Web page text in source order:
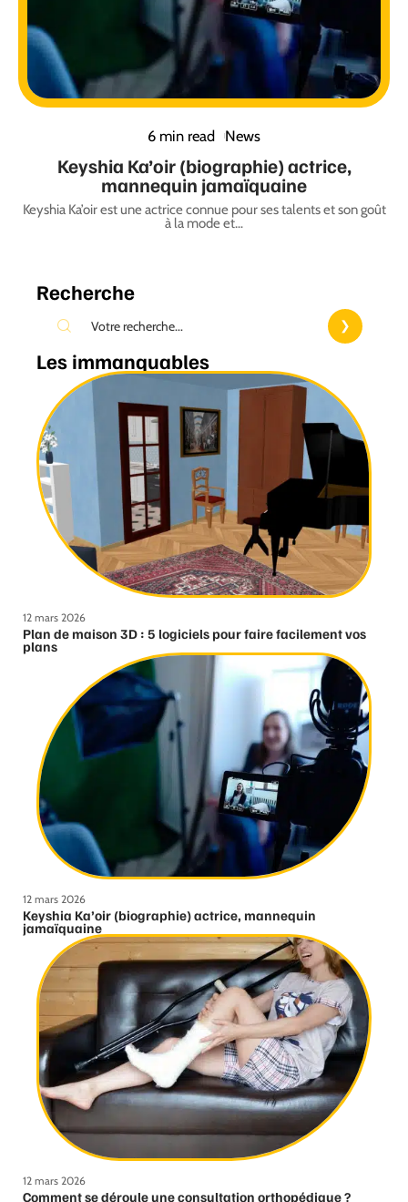
6 min read News
Keyshia Ka’oir (biographie) actrice,
mannequin jamaïquaine
Keyshia Ka’oir est une actrice connue pour ses talents et son goût
à la mode et…
Recherche
Les immanquables
12 mars 2026
Plan de maison 3D : 5 logiciels pour faire facilement vos
plans
12 mars 2026
Keyshia Ka’oir (biographie) actrice, mannequin
jamaïquaine
12 mars 2026
Comment se déroule une consultation orthopédique ?